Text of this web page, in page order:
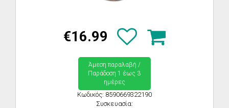
€16.99
Άμεση παραλαβή /
Παράδoση 1 έως 3
ημέρες
Κωδικός: 8590669322190
Συσκευασία: